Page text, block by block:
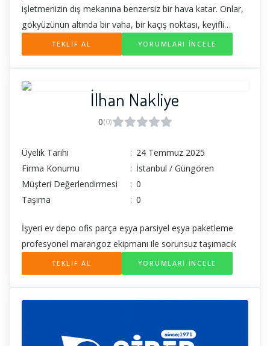
işletmenizin dış mekanına benzersiz bir hava katar. Onlar,
gökyüzünün altında bir vaha, bir kaçış noktası, keyifli
sohbetlerin ve unutulmaz anıların mekanıdır.
TEKLİF AL YORUMLARI İNCELE
İlhan Nakliye
0(0)
Üyelik Tarihi : 24 Temmuz 2025
Firma Konumu
: İstanbul / Güngören
Müşteri Değerlendirmesi
: 0
Taşıma
: 0
İşyeri ev depo ofis parça eşya parsiyel eşya paketleme
profesyonel marangoz ekipmanı ile sorunsuz taşımacık
TEKLİF AL YORUMLARI İNCELE